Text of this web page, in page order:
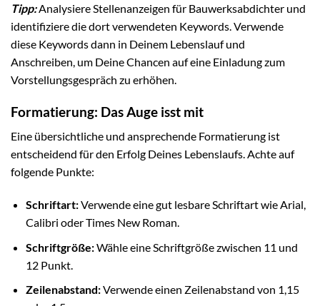
Tipp:Analysiere Stellenanzeigen für Bauwerksabdichter und
identifiziere die dort verwendeten Keywords. Verwende
diese Keywords dann in Deinem Lebenslauf und
Anschreiben, um Deine Chancen auf eine Einladung zum
Vorstellungsgespräch zu erhöhen.
Formatierung: Das Auge isst mit
Eine übersichtliche und ansprechende Formatierung ist
entscheidend für den Erfolg Deines Lebenslaufs. Achte auf
folgende Punkte:
Schriftart:Verwende eine gut lesbare Schriftart wie Arial,
Calibri oder Times New Roman.
Schriftgröße:Wähle eine Schriftgröße zwischen 11 und
12 Punkt.
Zeilenabstand:Verwende einen Zeilenabstand von 1,15